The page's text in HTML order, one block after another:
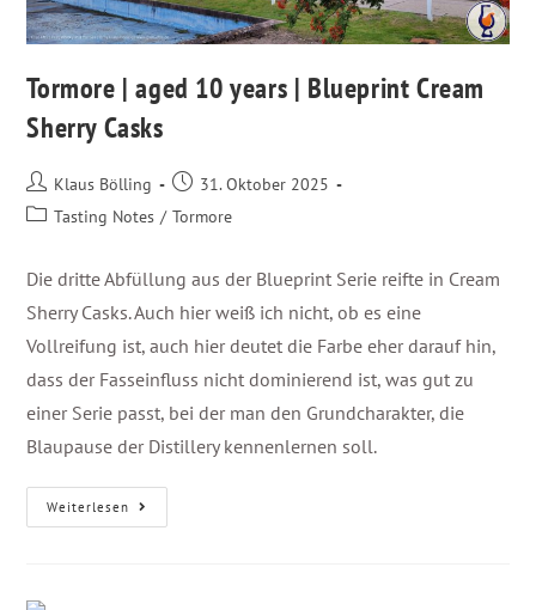
Tormore | aged 10 years | Blueprint Cream
Sherry Casks
Klaus Bölling
31. Oktober 2025
Tasting Notes / Tormore
Die dritte Abfüllung aus der Blueprint Serie reifte in Cream
Sherry Casks. Auch hier weiß ich nicht, ob es eine
Vollreifung ist, auch hier deutet die Farbe eher darauf hin,
dass der Fasseinfluss nicht dominierend ist, was gut zu
einer Serie passt, bei der man den Grundcharakter, die
Blaupause der Distillery kennenlernen soll.
Weiterlesen